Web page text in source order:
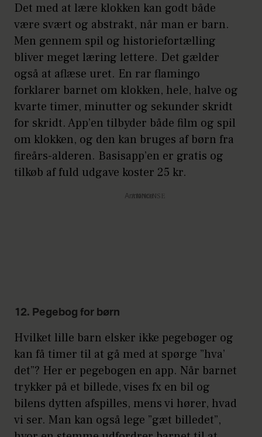
Det med at lære klokken kan godt både
være svært og abstrakt, når man er barn.
Men gennem spil og historiefortælling
bliver meget læring lettere. Det gælder
også at aflæse uret. En rar flamingo
forklarer barnet om klokken, hele, halve og
kvarte timer, minutter og sekunder skridt
for skridt. App’en tilbyder både film og spil
om klokken, og den kan bruges af børn fra
fireårs-alderen. Basisapp’en er gratis og
tilkøb af fuld udgave koster 25 kr.
Annonce
12. Pegebog for børn
Hvilket lille barn elsker ikke pegebøger og
kan få timer til at gå med at spørge ”hva’
det”? Her er pegebogen en app. Når barnet
trykker på et billede, vises fx en bil og
bilens dytten afspilles, mens vi hører, hvad
vi ser. Man kan også lege ”gæt billedet”,